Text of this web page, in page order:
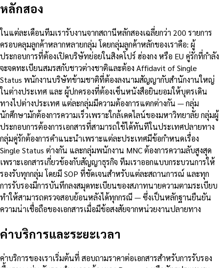
หลักสอง
ในแต่ละเดือนทีมเรารับงานจากสถานีหลักสองเฉลี่ยกว่า 200 รายการ
ครอบคลุมลูกค้าหลากหลายกลุ่ม โดยกลุ่มลูกค้าหลักของเราคือ: ผู้
ประกอบการที่ต้องเปิดบริษัทย่อยในสิงคโปร์ ฮ่องกง หรือ EU คู่รักที่กำลัง
จะจดทะเบียนสมรสกับชาวต่างชาติและต้อง Affidavit of Single
Status พนักงานบริษัทข้ามชาติที่ต้องลงนามสัญญากับสำนักงานใหญ่
ในต่างประเทศ และ ผู้ปกครองที่ต้องเซ็นหนังสือยินยอมให้บุตรเดิน
ทางไปต่างประเทศ แต่ละกลุ่มมีความต้องการแตกต่างกัน — กลุ่ม
นักศึกษามักต้องการความเร็วเพราะใกล้เดดไลน์ของมหาวิทยาลัย กลุ่มผู้
ประกอบการต้องการเอกสารที่สามารถใช้ได้ทันทีในประเทศปลายทาง
กลุ่มคู่รักต้องการคำแนะนำเพราะแต่ละประเทศมีข้อกำหนดเรื่อง
Single Status ต่างกัน และกลุ่มพนักงาน MNC ต้องการความลับสูงสุด
เพราะเอกสารเกี่ยวข้องกับสัญญาธุรกิจ ทีมเราออกแบบกระบวนการให้
รองรับทุกกลุ่ม โดยมี SOP ที่ชัดเจนสำหรับแต่ละสถานการณ์ และทุก
การรับรองมีการบันทึกลงสมุดทะเบียนของสภาทนายความตามระเบียบ
ทำให้สามารถตรวจสอบย้อนหลังได้ทุกกรณี — ซึ่งเป็นหลักฐานยืนยัน
ความน่าเชื่อถือของเอกสารเมื่อมีข้อสงสัยจากหน่วยงานปลายทาง
ค่าบริการและระยะเวลา
ค่าบริการของเราเริ่มต้นที่ สอบถามราคาต่อเอกสารสำหรับการรับรอง